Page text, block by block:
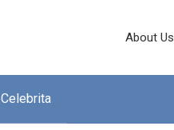
About Us
Celebrita